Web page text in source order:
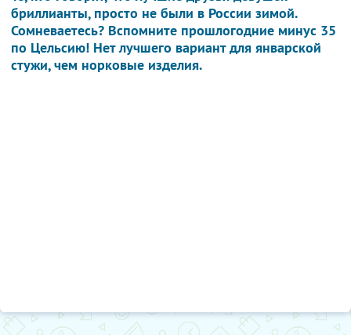
бриллианты, просто не были в России зимой.
Сомневаетесь? Вспомните прошлогодние минус 35
по Цельсию! Нет лучшего вариант для январской
стужи, чем норковые изделия.